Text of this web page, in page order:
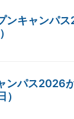
ンキャンパ
ンパス2026